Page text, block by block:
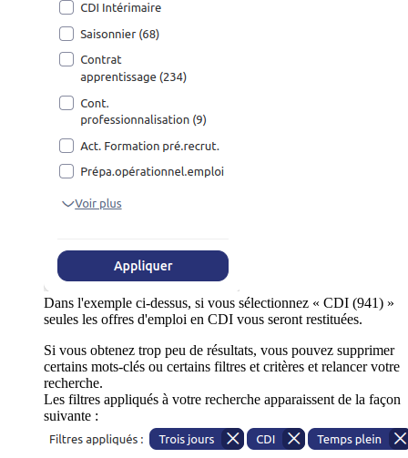
Dans l'exemple ci-dessus, si vous sélectionnez « CDI (941) »
seules les offres d'emploi en CDI vous seront restituées.
Si vous obtenez trop peu de résultats, vous pouvez supprimer
certains mots-clés ou certains filtres et critères et relancer votre
recherche.
Les filtres appliqués à votre recherche apparaissent de la façon
suivante :